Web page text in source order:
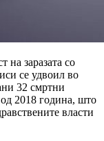
на заразата со
се удвоил во
32 смртни
2018 година, што
власти